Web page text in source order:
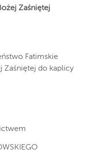
Zaśniętej
Fatimskie
Zaśniętej do kaplicy